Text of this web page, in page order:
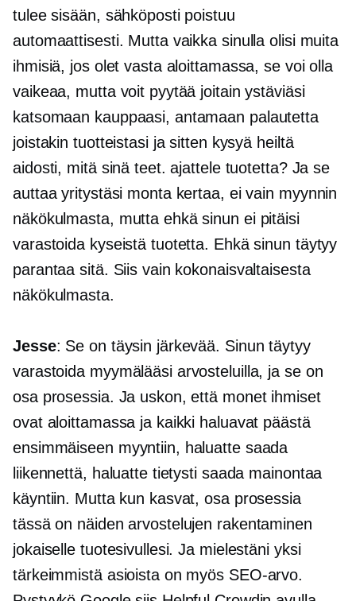
tulee sisään, sähköposti poistuu
automaattisesti. Mutta vaikka sinulla olisi muita
ihmisiä, jos olet vasta aloittamassa, se voi olla
vaikeaa, mutta voit pyytää joitain ystäviäsi
katsomaan kauppaasi, antamaan palautetta
joistakin tuotteistasi ja sitten kysyä heiltä
aidosti, mitä sinä teet. ajattele tuotetta? Ja se
auttaa yritystäsi monta kertaa, ei vain myynnin
näkökulmasta, mutta ehkä sinun ei pitäisi
varastoida kyseistä tuotetta. Ehkä sinun täytyy
parantaa sitä. Siis vain kokonaisvaltaisesta
näkökulmasta.
Jesse: Se on täysin järkevää. Sinun täytyy
varastoida myymälääsi arvosteluilla, ja se on
osa prosessia. Ja uskon, että monet ihmiset
ovat aloittamassa ja kaikki haluavat päästä
ensimmäiseen myyntiin, haluatte saada
liikennettä, haluatte tietysti saada mainontaa
käyntiin. Mutta kun kasvat, osa prosessia
tässä on näiden arvostelujen rakentaminen
jokaiselle tuotesivullesi. Ja mielestäni yksi
tärkeimmistä asioista on myös SEO-arvo.